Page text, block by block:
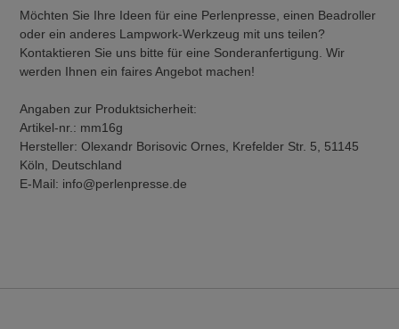
Möchten Sie Ihre Ideen für eine Perlenpresse, einen Beadroller
oder ein anderes Lampwork-Werkzeug mit uns teilen?
Kontaktieren Sie uns bitte für eine Sonderanfertigung. Wir
werden Ihnen ein faires Angebot machen!
Angaben zur Produktsicherheit:
Artikel-nr.: mm16g
Hersteller: Olexandr Borisovic Ornes, Krefelder Str. 5, 51145
Köln, Deutschland
E-Mail: info@perlenpresse.de